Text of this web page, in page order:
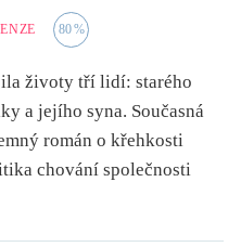
80%
životy tří lidí: starého
a jejího syna. Současná
román o křehkosti
chování společnosti